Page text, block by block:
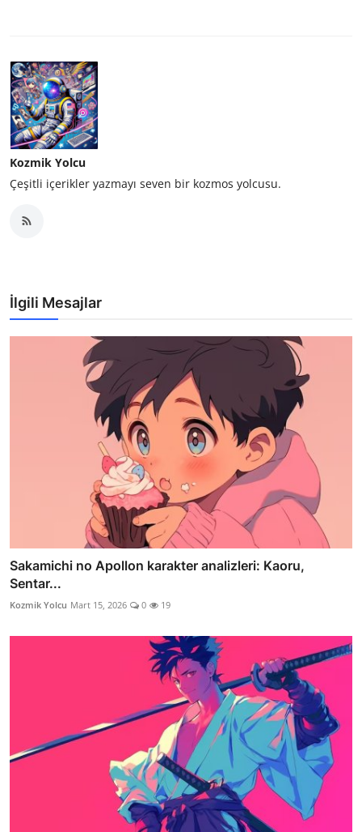
Kozmik Yolcu
Çeşitli içerikler yazmayı seven bir kozmos yolcusu.
İlgili Mesajlar
Sakamichi no Apollon karakter analizleri: Kaoru,
Sentar...
Kozmik Yolcu Mart 15, 2026 0 19